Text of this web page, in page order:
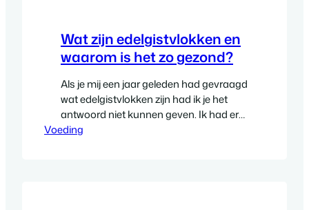
Wat zijn edelgistvlokken en
waarom is het zo gezond?
Als je mij een jaar geleden had gevraagd
wat edelgistvlokken zijn had ik je het
antwoord niet kunnen geven. Ik had er
op dat moment nog nooit van gehoord.
Voeding